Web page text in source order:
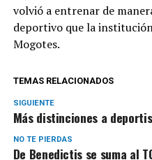
volvió a entrenar de
deportivo que la
Mogotes.
TEMAS RELACIONADOS
SIGUIENTE
Más distinciones a
NO TE PIERDAS
De Benedictis se suma al